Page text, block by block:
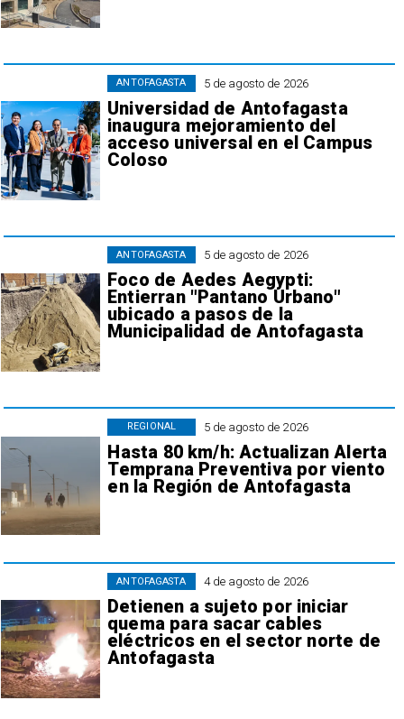
5 de agosto de 2026
Universidad de Antofagasta
inaugura mejoramiento del
acceso universal en el Campus
Coloso
ANTOFAGASTA
5 de agosto de 2026
Foco de Aedes Aegypti:
Entierran "Pantano Urbano"
ubicado a pasos de la
Municipalidad de Antofagasta
ANTOFAGASTA
5 de agosto de 2026
Hasta 80 km/h: Actualizan Alerta
Temprana Preventiva por viento
en la Región de Antofagasta
REGIONAL
4 de agosto de 2026
Detienen a sujeto por iniciar
quema para sacar cables
eléctricos en el sector norte de
Antofagasta
ANTOFAGASTA